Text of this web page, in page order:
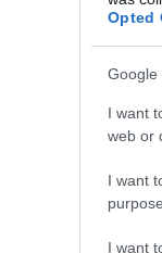
Opted
Google
I want
web or
I want
I want